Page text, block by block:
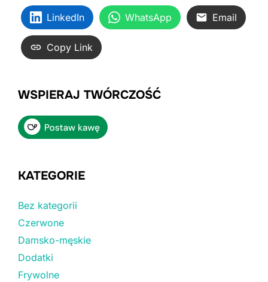
LinkedIn WhatsApp Email
Copy Link
WSPIERAJ TWÓRCZOŚĆ
KATEGORIE
Bez kategorii
Czerwone
Damsko-męskie
Dodatki
Frywolne